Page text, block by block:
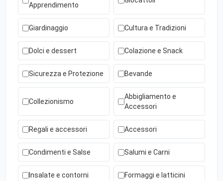
Apprendimento
Giardinaggio Cultura e Tradizioni
Dolci e dessert Colazione e Snack
Sicurezza e Protezione Bevande
Collezionismo
Abbigliamento e
Accessori
Regali e accessori Accessori
Condimenti e Salse Salumi e Carni
Insalate e contorni Formaggi e latticini